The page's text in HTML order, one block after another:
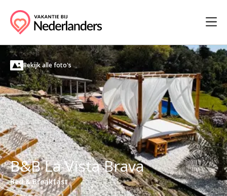
Bekijk alle foto's
B&B La Vista Brava
Bed & Breakfast